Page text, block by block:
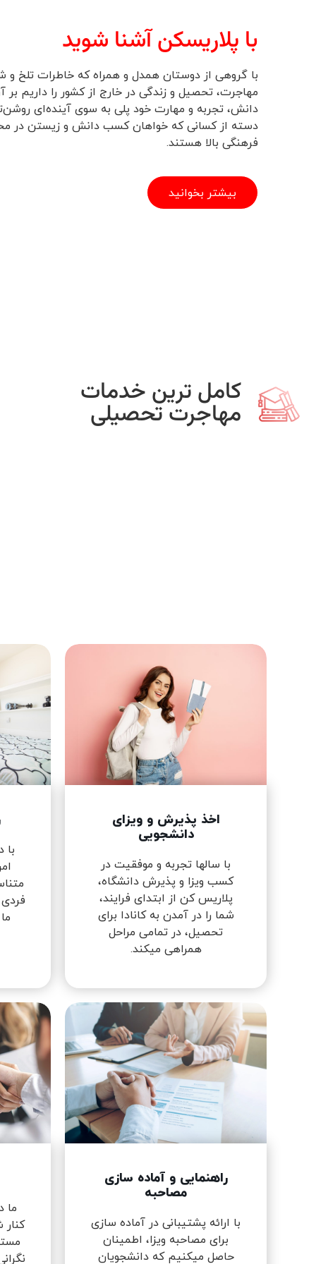
با پلاریسکن آشنا شوید
با گروهی از دوستان همدل و همراه که خاطرات تلخ و
مهاجرت، تحصیل و زندگی در خارج از کشور را داریم بر
دانش، تجربه و مهارت خود پلی به سوی آینده‌ای
دسته از کسانی که خواهان کسب دانش و زیستن در
فرهنگی بالا هستند.
بیشتر بخوانید
کامل ترین خدمات
مهاجرت تحصیلی
اخذ پذیرش و ویزای
دانشجویی
با سالها تجربه و موفقیت در
کسب ویزا و پذیرش دانشگاه،
پلاریس کن از ابتدای فرایند،
شما را در آمدن به کانادا برای
تحصیل، در تمامی مراحل
همراهی میکند.
راهنمایی و آماده سازی
مصاحبه
با ارائه پشتیبانی در آماده سازی
برای مصاحبه ویزا، اطمینان
حاصل میکنیم که دانشجویان
ما